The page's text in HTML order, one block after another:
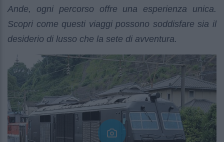
Ande, ogni percorso offre una esperienza unica.
Scopri come questi viaggi possono soddisfare sia il
desiderio di lusso che la sete di avventura.